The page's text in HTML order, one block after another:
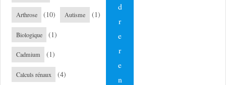
Arthrose (10) Autisme (1)
Biologique (1)
Cadmium (1)
Calculs rénaux (4)
d
r
e
r
e
n